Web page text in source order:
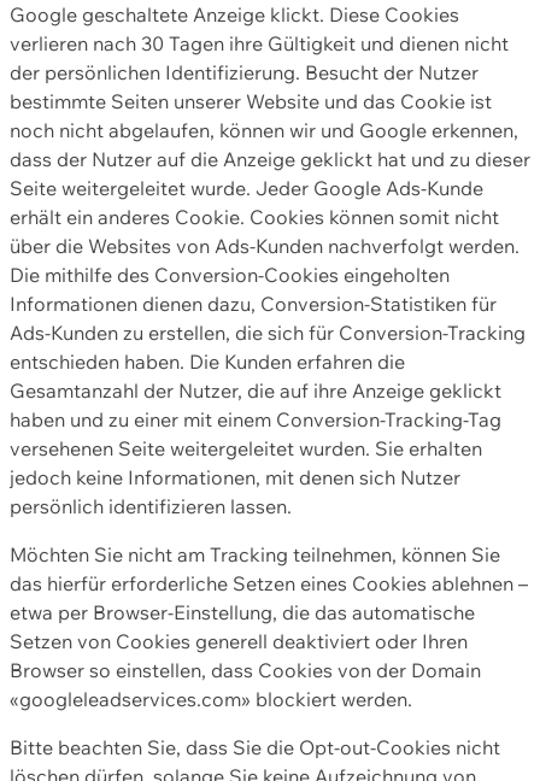
Google geschaltete Anzeige klickt. Diese Cookies
verlieren nach 30 Tagen ihre Gültigkeit und dienen nicht
der persönlichen Identifizierung. Besucht der Nutzer
bestimmte Seiten unserer Website und das Cookie ist
noch nicht abgelaufen, können wir und Google erkennen,
dass der Nutzer auf die Anzeige geklickt hat und zu dieser
Seite weitergeleitet wurde. Jeder Google Ads-Kunde
erhält ein anderes Cookie. Cookies können somit nicht
über die Websites von Ads-Kunden nachverfolgt werden.
Die mithilfe des Conversion-Cookies eingeholten
Informationen dienen dazu, Conversion-Statistiken für
Ads-Kunden zu erstellen, die sich für Conversion-Tracking
entschieden haben. Die Kunden erfahren die
Gesamtanzahl der Nutzer, die auf ihre Anzeige geklickt
haben und zu einer mit einem Conversion-Tracking-Tag
versehenen Seite weitergeleitet wurden. Sie erhalten
jedoch keine Informationen, mit denen sich Nutzer
persönlich identifizieren lassen.
Möchten Sie nicht am Tracking teilnehmen, können Sie
das hierfür erforderliche Setzen eines Cookies ablehnen –
etwa per Browser-Einstellung, die das automatische
Setzen von Cookies generell deaktiviert oder Ihren
Browser so einstellen, dass Cookies von der Domain
«googleleadservices.com» blockiert werden.
Bitte beachten Sie, dass Sie die Opt-out-Cookies nicht